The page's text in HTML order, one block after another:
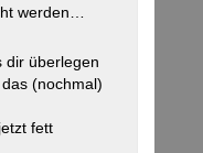
werden…
dir überlegen
(nochmal)
fett